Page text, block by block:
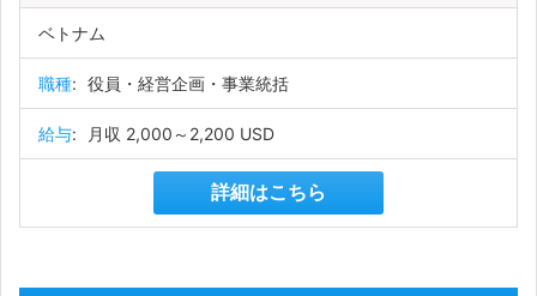
ベトナム
職種: 役員・経営企画・事業統括
給与: 月収 2,000～2,200 USD
詳細はこちら